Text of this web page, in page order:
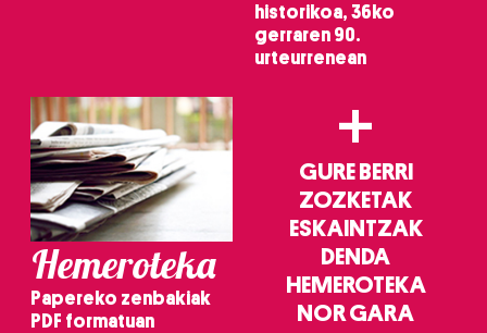
historikoa, 36ko
gerraren 90.
urteurrenean
Hemeroteka
Papereko zenbakiak
PDF formatuan
+
GURE BERRI
ZOZKETAK
ESKAINTZAK
DENDA
HEMEROTEKA
NOR GARA